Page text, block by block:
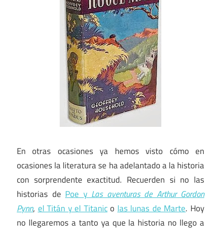
En otras ocasiones ya hemos visto cómo en
ocasiones la literatura se ha adelantado a la historia
con sorprendente exactitud. Recuerden si no las
historias de Poe y Las aventuras de Arthur Gordon
Pynn, el Titán y el Titanico las lunas de Marte. Hoy
no llegaremos a tanto ya que la historia no llego a